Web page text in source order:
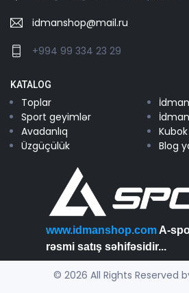
idmanshop@mail.ru
+994 99 334 23 29
KATALOG
Toplar
Sport geyimlər
Avadanlıq
Üzgüçülük
Blog
www.idmanshop.com A-
rəsmi satış səhifəsidir...
© 2026 All Rights Reserved